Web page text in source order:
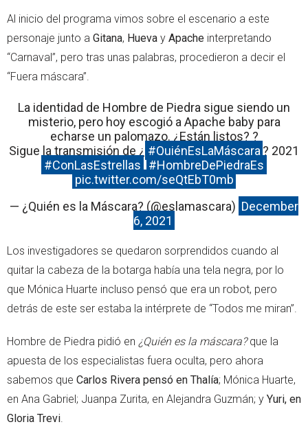
Al inicio del programa vimos sobre el escenario a este
personaje junto a Gitana, Hueva y Apache interpretando
“Carnaval”, pero tras unas palabras, procedieron a decir el
“Fuera máscara”.
La identidad de Hombre de Piedra sigue siendo un
misterio, pero hoy escogió a Apache baby para
echarse un palomazo. ¿Están listos? ?
Sigue la transmisión de ¿ #QuiénEsLaMáscara ? 2021
#ConLasEstrellas
#HombreDePiedraEs
pic.twitter.com/seQtEbT0mb
— ¿Quién es la Máscara? (@eslamascara) December
6, 2021
Los investigadores se quedaron sorprendidos cuando al
quitar la cabeza de la botarga había una tela negra, por lo
que Mónica Huarte incluso pensó que era un robot, pero
detrás de este ser estaba la intérprete de “Todos me miran”.
Hombre de Piedra pidió en ¿Quién es la máscara?que la
apuesta de los especialistas fuera oculta, pero ahora
sabemos que Carlos Rivera pensó en Thalía; Mónica Huarte,
en Ana Gabriel; Juanpa Zurita, en Alejandra Guzmán; y Yuri, en
Gloria Trevi